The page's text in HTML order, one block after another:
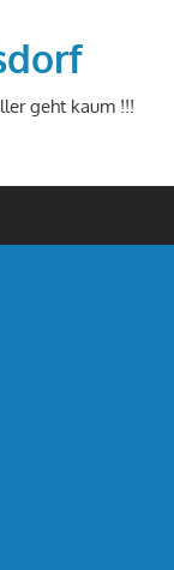
geht kaum !!!